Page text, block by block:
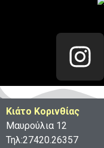
Κιάτο Κορινθίας
Μαυρούλια 12
Τηλ:27420.26357